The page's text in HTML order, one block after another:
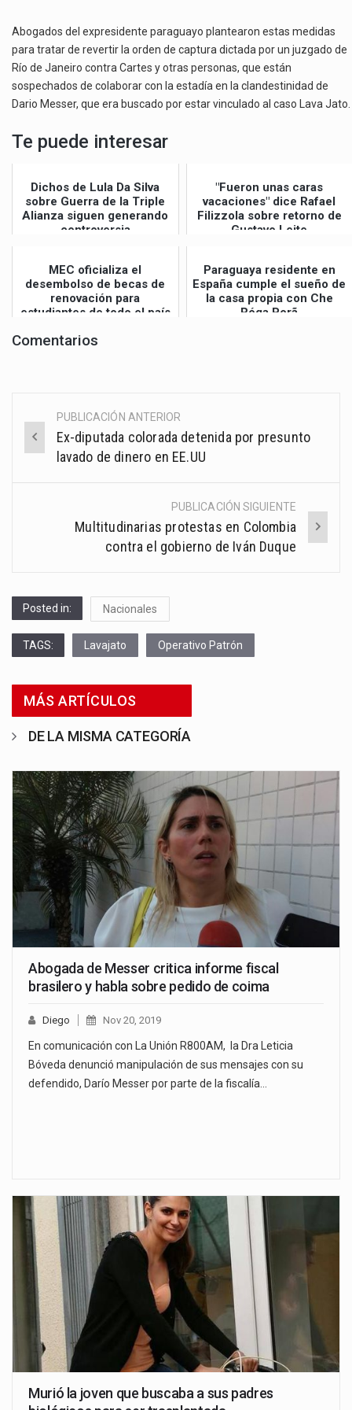
Abogados del expresidente paraguayo plantearon estas medidas
para tratar de revertir la orden de captura dictada por un juzgado de
Río de Janeiro contra Cartes y otras personas, que están
sospechados de colaborar con la estadía en la clandestinidad de
Dario Messer, que era buscado por estar vinculado al caso Lava Jato.
Te puede interesar
Dichos de Lula Da Silva
sobre Guerra de la Triple
Alianza siguen generando
controversia
"Fueron unas caras
vacaciones" dice Rafael
Filizzola sobre retorno de
Gustavo Leite
MEC oficializa el
desembolso de becas de
renovación para
estudiantes de todo el país
Paraguaya residente en
España cumple el sueño de
la casa propia con Che
Róga Porã
Comentarios
Post
navigation
PUBLICACIÓN ANTERIOR
Ex-diputada colorada detenida por presunto
lavado de dinero en EE.UU
PUBLICACIÓN SIGUIENTE
Multitudinarias protestas en Colombia
contra el gobierno de Iván Duque
Posted in: Nacionales
TAGS: Lavajato Operativo Patrón
MÁS ARTÍCULOS
DE LA MISMA CATEGORÍA
Abogada de Messer critica informe fiscal
brasilero y habla sobre pedido de coima
Diego Nov 20, 2019
En comunicación con La Unión R800AM, la Dra Leticia
Bóveda denunció manipulación de sus mensajes con su
defendido, Darío Messer por parte de la fiscalía…
Murió la joven que buscaba a sus padres